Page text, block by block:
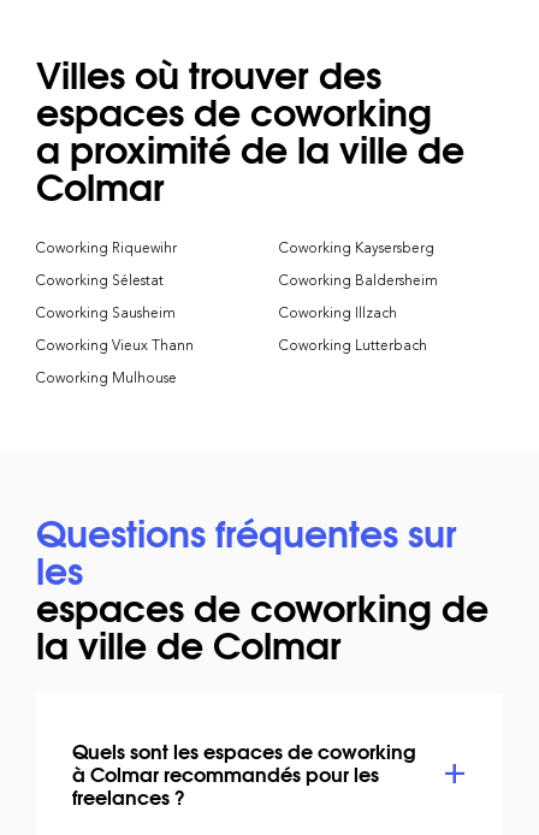
Villes où trouver des
espaces de coworking
a proximité de la ville de
Colmar
Coworking Riquewihr
Coworking Kaysersberg
Coworking Sélestat
Coworking Baldersheim
Coworking Sausheim
Coworking Illzach
Coworking Vieux Thann
Coworking Lutterbach
Coworking Mulhouse
Questions fréquentes sur
les
espaces de coworking de
la ville de Colmar
Quels sont les espaces de coworking
à Colmar recommandés pour les
freelances ?